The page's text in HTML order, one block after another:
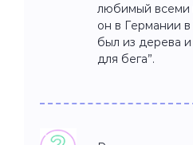
любимый всеми
он в Германии
был из дерева
для бега”.